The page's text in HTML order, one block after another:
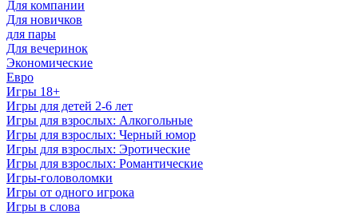
Для компании
Для новичков
для пары
Для вечеринок
Экономические
Евро
Игры 18+
Игры для детей 2-6 лет
Игры для взрослых: Алкогольные
Игры для взрослых: Черный юмор
Игры для взрослых: Эротические
Игры для взрослых: Романтические
Игры-головоломки
Игры от одного игрока
Игры в слова